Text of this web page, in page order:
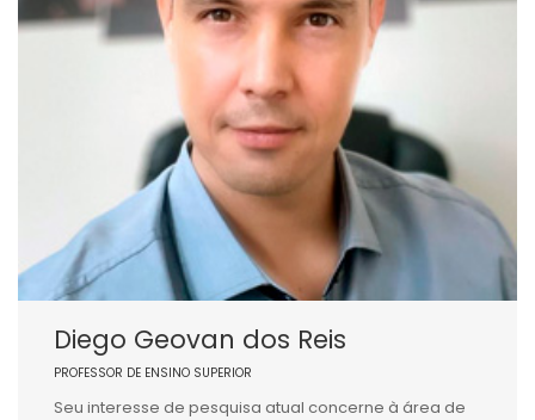
Diego Geovan dos Reis
PROFESSOR DE ENSINO SUPERIOR
Seu interesse de pesquisa atual concerne à área de